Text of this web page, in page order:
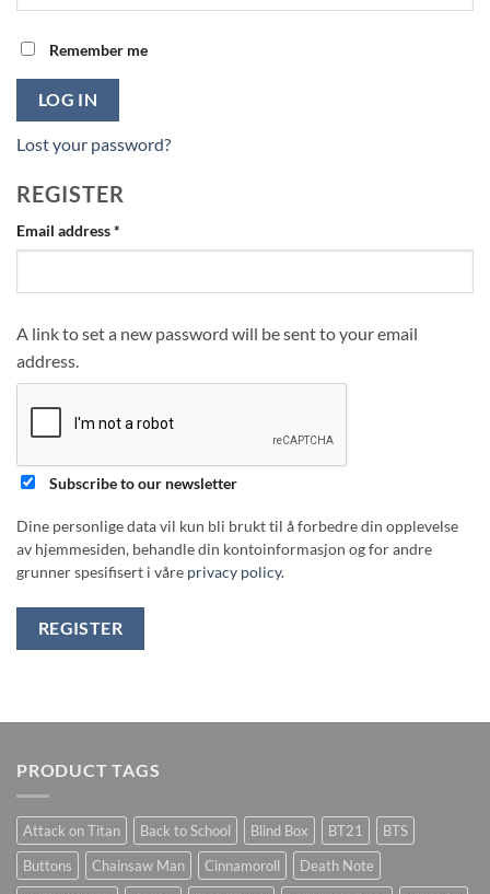
Remember me
LOG IN
Lost your password?
REGISTER
Email address*
A link to set a new password will be sent to your email
address.
Subscribe to our newsletter
Dine personlige data vil kun bli brukt til å forbedre din opplevelse
av hjemmesiden, behandle din kontoinformasjon og for andre
grunner spesifisert i våre privacy policy.
REGISTER
PRODUCT TAGS
Attack on Titan Back to School Blind Box BT21
BTS
Buttons
Chainsaw Man Cinnamoroll
Death Note